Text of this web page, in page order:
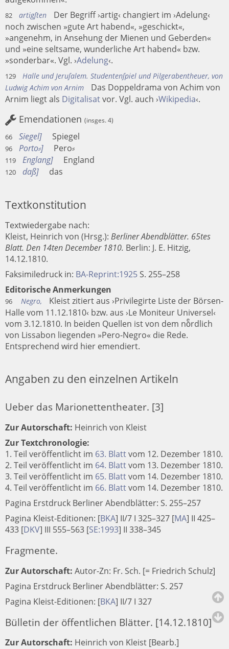
82 artigſten
Der Begriff ›artig‹ changiert im ›Adelung‹
noch zwischen »gute Art habend«, »geschickt«,
»angenehm, in Ansehung der Mienen und Geberden«
und »eine seltsame, wunderliche Art habend« bzw.
»sonderbar«. Vgl. ›Adelung‹.
129
Halle und Jeruſalem. Studentenſpiel und Pilgerabentheuer, von
Ludwig Achim von Arnim
Das Doppeldrama von Achim von
Arnim liegt als Digitalisatvor. Vgl. auch ›Wikipedia‹.
Emendationen (insges. 4)
66 Siegel Spiegel
96 Porto⸗ Pero⸗
119 Englang England
120 daß das
Textkonstitution
Textwiedergabe nach:
Kleist, Heinrich von (Hrsg.): Berliner Abendblätter. 65tes
Blatt. Den 14ten December 1810. Berlin: J. E. Hitzig,
14.12.1810.
Faksimiledruck in: BA-Reprint:1925 S. 255–258
Editorische Anmerkungen
96 Negro,
Kleist zitiert aus ›Privilegirte Liste der Börsen-
Halle vom 11.12.1810‹ bzw. aus ›Le Moniteur Universel‹
vom 3.12.1810. In beiden Quellen ist von dem noͤrdlich
von Lissabon liegenden »Pero-Negro« die Rede.
Entsprechend wird hier emendiert.
Angaben zu den einzelnen Artikeln
Ueber das Marionettentheater. [3]
Zur Autorschaft: Heinrich von Kleist
Zur Textchronologie:
1. Teil veröffentlicht im 63. Blattvom 12. Dezember 1810.
2. Teil veröffentlicht im 64. Blattvom 13. Dezember 1810.
3. Teil veröffentlicht im 65. Blattvom 14. Dezember 1810.
4. Teil veröffentlicht im 66. Blattvom 14. Dezember 1810.
Pagina Erstdruck Berliner Abendblätter: S. 255–257
Pagina Kleist-Editionen: [BKA] II/7 I 325–327 [MA] II 425–
433 [DKV] III 555–563 [SE:1993] II 338–345
Fragmente.
Zur Autorschaft: Autor-Zn: Fr. Sch. [= Friedrich Schulz]
Pagina Erstdruck Berliner Abendblätter: S. 257
Pagina Kleist-Editionen: [BKA] II/7 I 327
Bülletin der öffentlichen Blätter. [14.12.1810]
Zur Autorschaft: Heinrich von Kleist [Bearb.]